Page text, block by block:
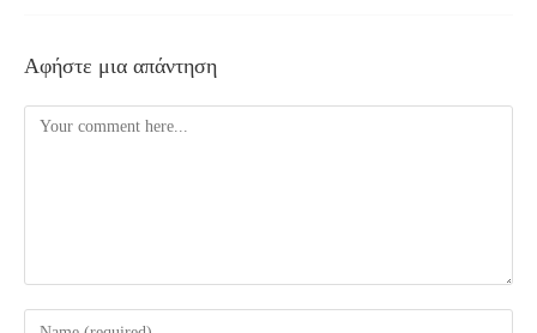
Αφήστε μια απάντηση
Comment
Enter